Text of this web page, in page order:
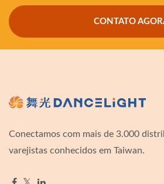
CONTATO
Conectamos com mais de 3.000
varejistas conhecidos em Taiwan.